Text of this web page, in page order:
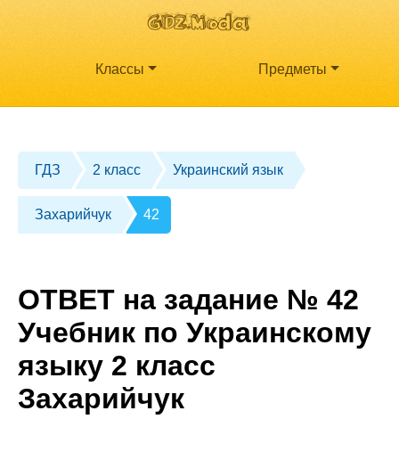
Классы Предметы
ГДЗ 2 класс Украинский язык
Захарийчук 42
ОТВЕТ на задание № 42
Учебник по Украинскому
языку 2 класс
Захарийчук